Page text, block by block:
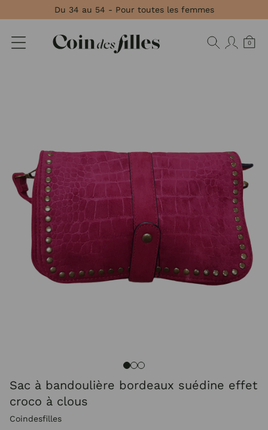
Du 34 au 54 - Pour toutes les femmes
0
Sac à bandoulière bordeaux suédine effet
croco à clous
Coindesfilles
Panneau de gestion des cookies